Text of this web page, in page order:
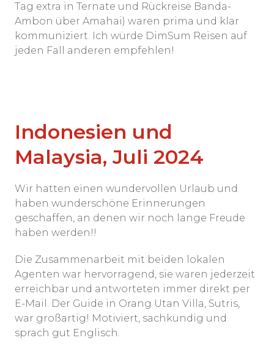
Tag extra in Ternate und Rückreise Banda-
Ambon über Amahai) waren prima und klar
kommuniziert. Ich würde DimSum Reisen auf
jeden Fall anderen empfehlen!
Indonesien und
Malaysia, Juli 2024
Wir hatten einen wundervollen Urlaub und
haben wunderschöne Erinnerungen
geschaffen, an denen wir noch lange Freude
haben werden!!
Die Zusammenarbeit mit beiden lokalen
Agenten war hervorragend, sie waren jederzeit
erreichbar und antworteten immer direkt per
E-Mail. Der Guide in Orang Utan Villa, Sutris,
war großartig! Motiviert, sachkundig und
sprach gut Englisch.